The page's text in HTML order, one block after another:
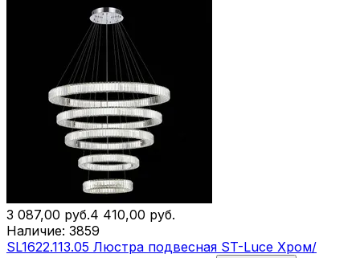
3 087,00 руб.4 410,00 руб.
Наличие: 3859
SL1622.113.05 Люстра подвесная ST-Luce Хром/